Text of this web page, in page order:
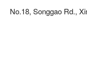
lively atmosphere for
No.18, Songgao Rd.,